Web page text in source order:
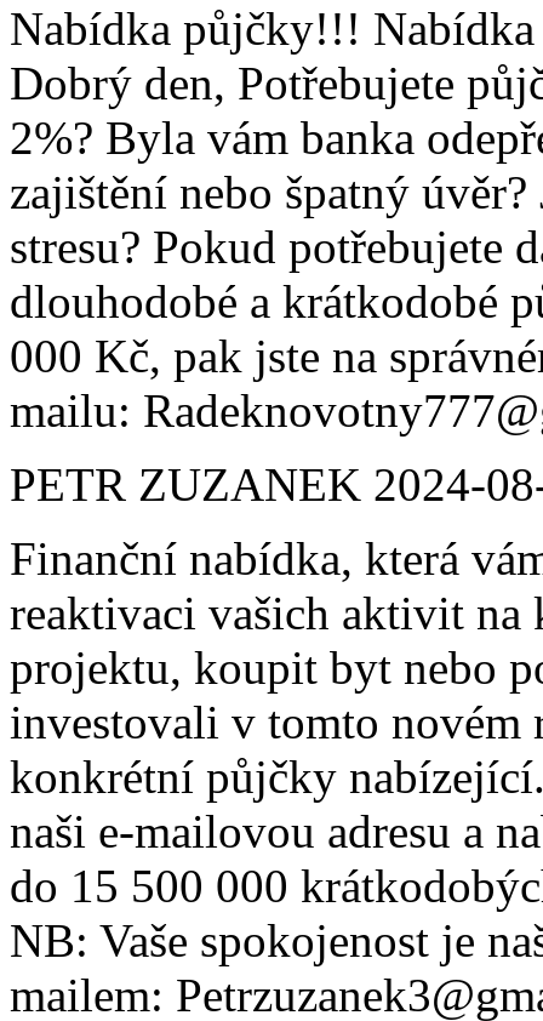
Nabídka půjčky!!!
Dobrý den, Potřebujete
2%? Byla vám banka
zajištění nebo špatný
stresu? Pokud potřebujete
dlouhodobé a krátkodobé
000 Kč, pak jste na
mailu:
PETR ZUZANEK 2024-
Finanční nabídka, která
reaktivaci vašich aktivit
projektu, koupit byt nebo
investovali v tomto novém
konkrétní půjčky
naši e-mailovou adresu a
do 15 500 000
NB: Vaše spokojenost je
mailem: